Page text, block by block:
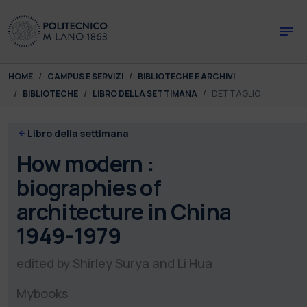
You are here:
HOME CAMPUS E SERVIZI
BIBLIOTECHE E ARCHIVI
BIBLIOTECHE
LIBRO DELLA SETTIMANA DETTAGLIO
Libro della settimana
How modern :
biographies of
architecture in China
1949-1979
edited by Shirley Surya and Li Hua
Mybooks